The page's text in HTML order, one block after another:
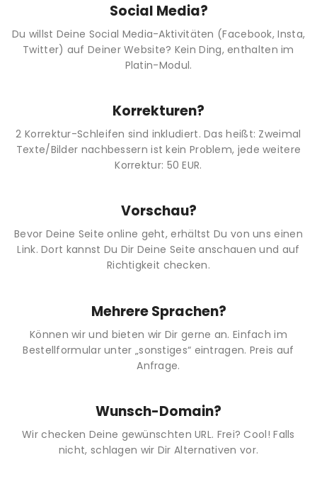
Social Media?
Du willst Deine Social Media-Aktivitäten (Facebook, Insta,
Twitter) auf Deiner Website? Kein Ding, enthalten im
Platin-Modul.
Korrekturen?
2 Korrektur-Schleifen sind inkludiert. Das heißt: Zweimal
Texte/Bilder nachbessern ist kein Problem, jede weitere
Korrektur: 50 EUR.
Vorschau?
Bevor Deine Seite online geht, erhältst Du von uns einen
Link. Dort kannst Du Dir Deine Seite anschauen und auf
Richtigkeit checken.
Mehrere Sprachen?
Können wir und bieten wir Dir gerne an. Einfach im
Bestellformular unter „sonstiges“ eintragen. Preis auf
Anfrage.
Wunsch-Domain?
Wir checken Deine gewünschten URL. Frei? Cool! Falls
nicht, schlagen wir Dir Alternativen vor.